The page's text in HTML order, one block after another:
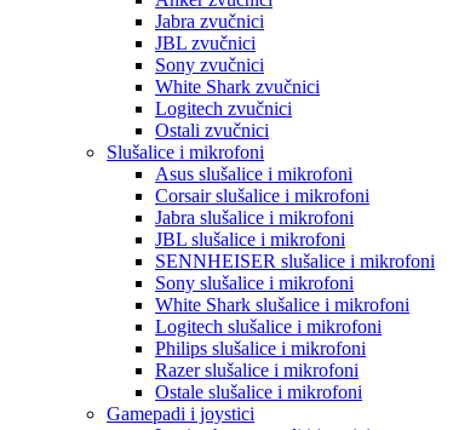
Jabra zvučnici
JBL zvučnici
Sony zvučnici
White Shark zvučnici
Logitech zvučnici
Ostali zvučnici
Slušalice i mikrofoni
Asus slušalice i mikrofoni
Corsair slušalice i mikrofoni
Jabra slušalice i mikrofoni
JBL slušalice i mikrofoni
SENNHEISER slušalice i mikrofoni
Sony slušalice i mikrofoni
White Shark slušalice i mikrofoni
Logitech slušalice i mikrofoni
Philips slušalice i mikrofoni
Razer slušalice i mikrofoni
Ostale slušalice i mikrofoni
Gamepadi i joystici